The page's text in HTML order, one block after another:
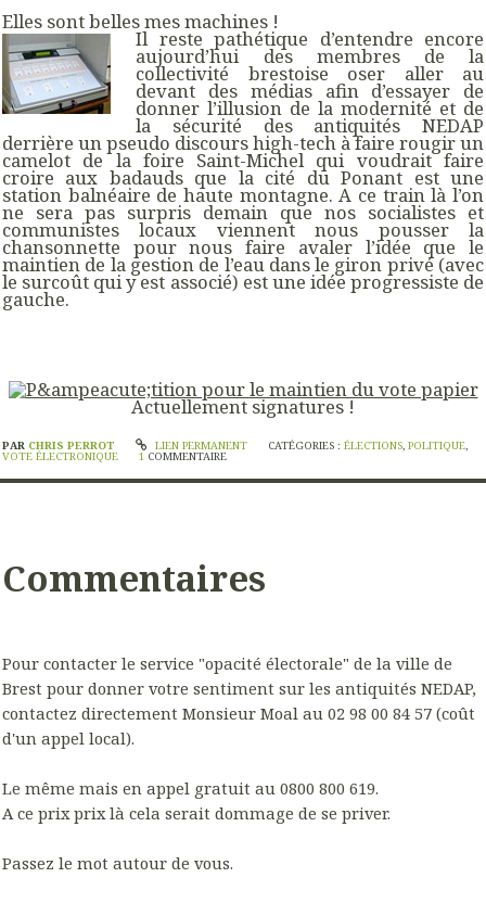
Elles sont belles mes machines !
Il reste pathétique d’entendre encore
aujourd’hui des membres de la
collectivité brestoise oser aller au
devant des médias afin d’essayer de
donner l’illusion de la modernité et de
la sécurité des antiquités NEDAP
derrière un pseudo discours high-tech à faire rougir un
camelot de la foire Saint-Michel qui voudrait faire
croire aux badauds que la cité du Ponant est une
station balnéaire de haute montagne. A ce train là l’on
ne sera pas surpris demain que nos socialistes et
communistes locaux viennent nous pousser la
chansonnette pour nous faire avaler l’idée que le
maintien de la gestion de l’eau dans le giron privé (avec
le surcoût qui y est associé) est une idée progressiste de
gauche.
Actuellementsignatures !
PAR CHRIS PERROT LIEN PERMANENT CATÉGORIES :ÉLECTIONS,POLITIQUE,
VOTE ÉLECTRONIQUE 1 COMMENTAIRE
Commentaires
Pour contacter le service "opacité électorale" de la ville de
Brest pour donner votre sentiment sur les antiquités NEDAP,
contactez directement Monsieur Moal au 02 98 00 84 57 (coût
d'un appel local).
Le même mais en appel gratuit au 0800 800 619.
A ce prix prix là cela serait dommage de se priver.
Passez le mot autour de vous.